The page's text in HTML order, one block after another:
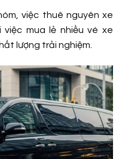
việc thuê nguyên xe
mua lẻ nhiều vé xe
lượng trải nghiệm.